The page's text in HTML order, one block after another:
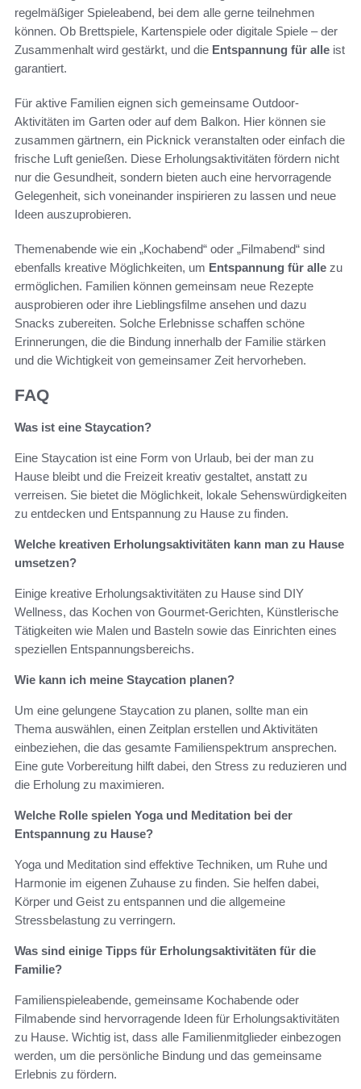
regelmäßiger Spieleabend, bei dem alle gerne teilnehmen
können. Ob Brettspiele, Kartenspiele oder digitale Spiele – der
Zusammenhalt wird gestärkt, und die Entspannung für alle ist
garantiert.
Für aktive Familien eignen sich gemeinsame Outdoor-
Aktivitäten im Garten oder auf dem Balkon. Hier können sie
zusammen gärtnern, ein Picknick veranstalten oder einfach die
frische Luft genießen. Diese Erholungsaktivitäten fördern nicht
nur die Gesundheit, sondern bieten auch eine hervorragende
Gelegenheit, sich voneinander inspirieren zu lassen und neue
Ideen auszuprobieren.
Themenabende wie ein „Kochabend“ oder „Filmabend“ sind
ebenfalls kreative Möglichkeiten, um Entspannung für alle zu
ermöglichen. Familien können gemeinsam neue Rezepte
ausprobieren oder ihre Lieblingsfilme ansehen und dazu
Snacks zubereiten. Solche Erlebnisse schaffen schöne
Erinnerungen, die die Bindung innerhalb der Familie stärken
und die Wichtigkeit von gemeinsamer Zeit hervorheben.
FAQ
Was ist eine Staycation?
Eine Staycation ist eine Form von Urlaub, bei der man zu
Hause bleibt und die Freizeit kreativ gestaltet, anstatt zu
verreisen. Sie bietet die Möglichkeit, lokale Sehenswürdigkeiten
zu entdecken und Entspannung zu Hause zu finden.
Welche kreativen Erholungsaktivitäten kann man zu Hause
umsetzen?
Einige kreative Erholungsaktivitäten zu Hause sind DIY
Wellness, das Kochen von Gourmet-Gerichten, Künstlerische
Tätigkeiten wie Malen und Basteln sowie das Einrichten eines
speziellen Entspannungsbereichs.
Wie kann ich meine Staycation planen?
Um eine gelungene Staycation zu planen, sollte man ein
Thema auswählen, einen Zeitplan erstellen und Aktivitäten
einbeziehen, die das gesamte Familienspektrum ansprechen.
Eine gute Vorbereitung hilft dabei, den Stress zu reduzieren und
die Erholung zu maximieren.
Welche Rolle spielen Yoga und Meditation bei der
Entspannung zu Hause?
Yoga und Meditation sind effektive Techniken, um Ruhe und
Harmonie im eigenen Zuhause zu finden. Sie helfen dabei,
Körper und Geist zu entspannen und die allgemeine
Stressbelastung zu verringern.
Was sind einige Tipps für Erholungsaktivitäten für die
Familie?
Familienspieleabende, gemeinsame Kochabende oder
Filmabende sind hervorragende Ideen für Erholungsaktivitäten
zu Hause. Wichtig ist, dass alle Familienmitglieder einbezogen
werden, um die persönliche Bindung und das gemeinsame
Erlebnis zu fördern.